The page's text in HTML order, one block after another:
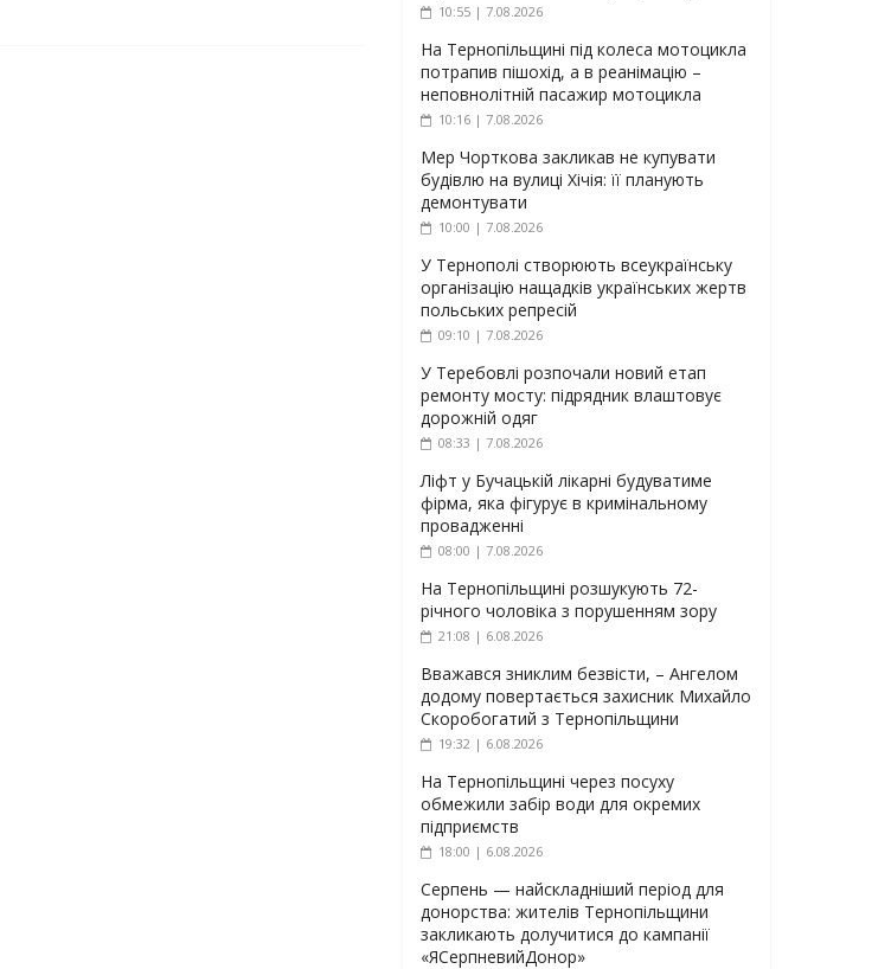
10:55 | 7.08.2026
На Тернопільщині під колеса мотоцикла
потрапив пішохід, а в реанімацію –
неповнолітній пасажир мотоцикла
10:16 | 7.08.2026
Мер Чорткова закликав не купувати
будівлю на вулиці Хічія: її планують
демонтувати
10:00 | 7.08.2026
У Тернополі створюють всеукраїнську
організацію нащадків українських жертв
польських репресій
09:10 | 7.08.2026
У Теребовлі розпочали новий етап
ремонту мосту: підрядник влаштовує
дорожній одяг
08:33 | 7.08.2026
Ліфт у Бучацькій лікарні будуватиме
фірма, яка фігурує в кримінальному
провадженні
08:00 | 7.08.2026
На Тернопільщині розшукують 72-
річного чоловіка з порушенням зору
21:08 | 6.08.2026
Вважався зниклим безвісти, – Ангелом
додому повертається захисник Михайло
Скоробогатий з Тернопільщини
19:32 | 6.08.2026
На Тернопільщині через посуху
обмежили забір води для окремих
підприємств
18:00 | 6.08.2026
Серпень — найскладніший період для
донорства: жителів Тернопільщини
закликають долучитися до кампанії
«ЯСерпневийДонор»